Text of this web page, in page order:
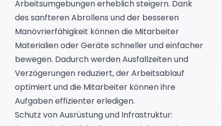
Arbeitsumgebungen erheblich steigern. Dank
des sanfteren Abrollens und der besseren
Manövrierfähigkeit können die Mitarbeiter
Materialien oder Geräte schneller und einfacher
bewegen. Dadurch werden Ausfallzeiten und
Verzögerungen reduziert, der Arbeitsablauf
optimiert und die Mitarbeiter können ihre
Aufgaben effizienter erledigen.
Schutz von Ausrüstung und Infrastruktur: